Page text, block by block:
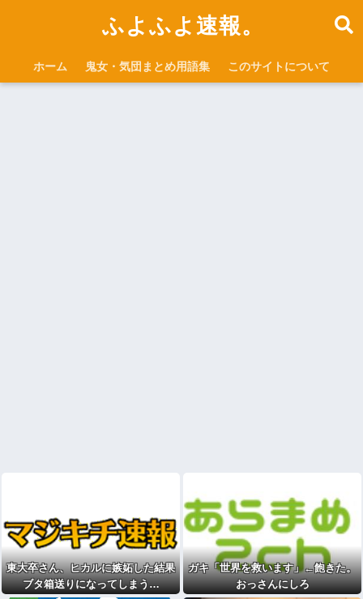
ふよふよ速報。
ホーム 鬼女・気団まとめ用語集 このサイトについて
東大卒さん、ヒカルに嫉妬した結果
ブタ箱送りになってしまう…
ガキ「世界を救います」←飽きた。
おっさんにしろ